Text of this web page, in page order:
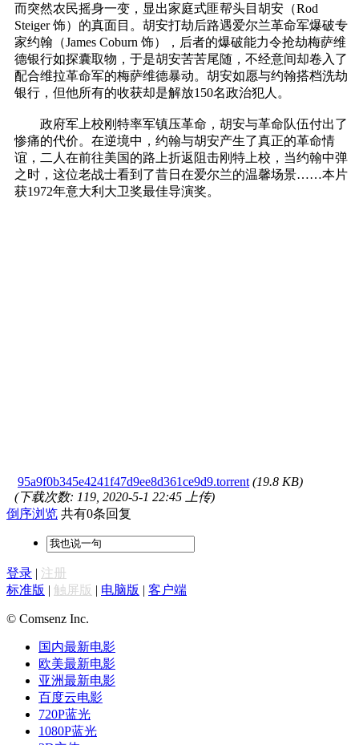
而突然农民摇身一变，显出家庭式匪帮头目胡安（Rod
Steiger 饰）的真面目。胡安打劫后路遇爱尔兰革命军爆破专
家约翰（James Coburn 饰），后者的爆破能力令抢劫梅萨维
德银行如探囊取物，于是胡安苦苦尾随，不经意间却卷入了
配合维拉革命军的梅萨维德暴动。胡安如愿与约翰搭档洗劫
银行，但他所有的收获却是解放150名政治犯人。
政府军上校刚特率军镇压革命，胡安与革命队伍付出了
惨痛的代价。在逆境中，约翰与胡安产生了真正的革命情
谊，二人在前往美国的路上折返阻击刚特上校，当约翰中弹
之时，这位老战士看到了昔日在爱尔兰的温馨场景……本片
获1972年意大利大卫奖最佳导演奖。
95a9f0b345e4241f47d9ee8d361ce9d9.torrent (19.8 KB)
(下载次数: 119, 2020-5-1 22:45 上传)
倒序浏览 共有0条回复
登录 | 注册
标准版 | 触屏版 | 电脑版 | 客户端
© Comsenz Inc.
国内最新电影
欧美最新电影
亚洲最新电影
百度云电影
720P蓝光
1080P蓝光